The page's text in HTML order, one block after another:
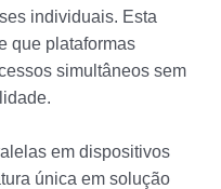
individuais. Esta
que plataformas
simultâneos sem
em dispositivos
única em solução